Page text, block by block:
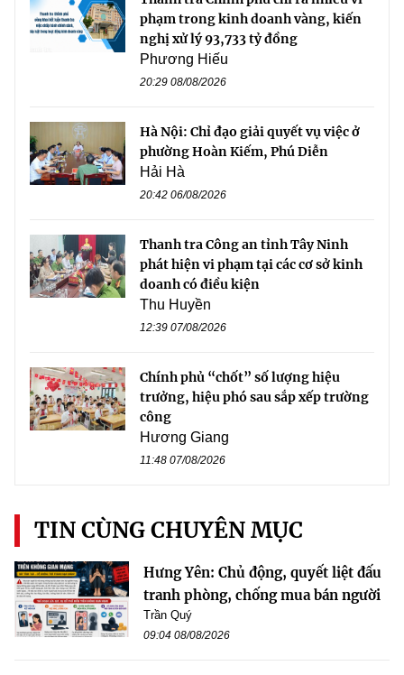
phạm trong kinh doanh vàng, kiến
nghị xử lý 93,733 tỷ đồng
Phương Hiếu
20:29 08/08/2026
Hà Nội: Chỉ đạo giải quyết vụ việc ở
phường Hoàn Kiếm, Phú Diễn
Hải Hà
20:42 06/08/2026
Thanh tra Công an tỉnh Tây Ninh
phát hiện vi phạm tại các cơ sở kinh
doanh có điều kiện
Thu Huyền
12:39 07/08/2026
Chính phủ “chốt” số lượng hiệu
trưởng, hiệu phó sau sắp xếp trường
công
Hương Giang
11:48 07/08/2026
TIN CÙNG CHUYÊN MỤC
Hưng Yên: Chủ động, quyết liệt đấu
tranh phòng, chống mua bán người
Trần Quý
09:04 08/08/2026